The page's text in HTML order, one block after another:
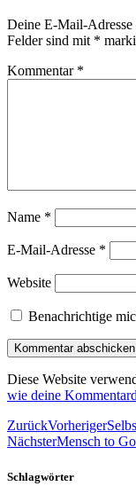
Deine E-Mail-
Felder sind mit *
Kommentar *
Name *
E-Mail-Adresse *
Website
Benachrichtige
Diese Website
wie deine
ZurückVorheriger
NächsterMensch to
Schlagwörter